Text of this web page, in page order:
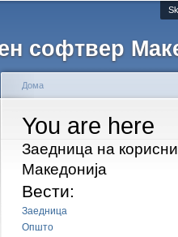
софтвер
You are here
Дома
Заедница на
Македонија
Вести:
Заедница
Општо